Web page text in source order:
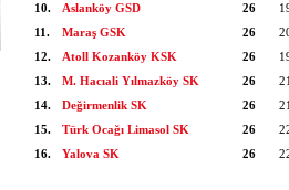
10.
Aslanköy GSD 26
11.
Maraş GSK 26
12.
Atoll Kozanköy KSK 26
13.
M. Hacıali Yılmazköy SK 26
14.
Değirmenlik SK 26
15.
Türk Ocağı Limasol SK 26
16.
Yalova SK 26